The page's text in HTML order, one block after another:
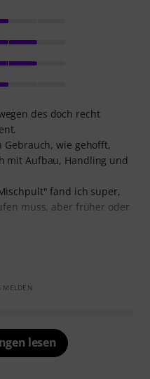
des doch recht
Gebrauch, wie gehofft,
mit Aufbau, Handling und
fand ich super,
muss, aber früher oder
MELDEN
lesen